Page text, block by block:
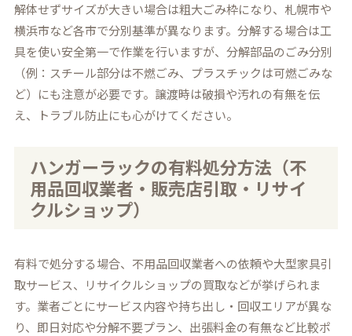
解体せずサイズが大きい場合は粗大ごみ枠になり、札幌市や
横浜市など各市で分別基準が異なります。分解する場合は工
具を使い安全第一で作業を行いますが、分解部品のごみ分別
（例：スチール部分は不燃ごみ、プラスチックは可燃ごみな
ど）にも注意が必要です。譲渡時は破損や汚れの有無を伝
え、トラブル防止にも心がけてください。
ハンガーラックの有料処分方法（不
用品回収業者・販売店引取・リサイ
クルショップ）
有料で処分する場合、不用品回収業者への依頼や大型家具引
取サービス、リサイクルショップの買取などが挙げられま
す。業者ごとにサービス内容や持ち出し・回収エリアが異な
り、即日対応や分解不要プラン、出張料金の有無など比較ポ